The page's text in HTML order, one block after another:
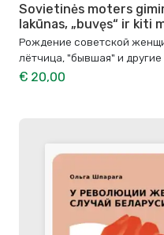
Sovietinės moters
lakūnas, „buvęs“ ir kiti
Рождение советской
лётчица, "бывшая" и
€ 20,00